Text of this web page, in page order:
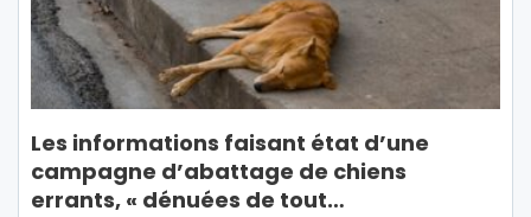
Les informations faisant état d’une
campagne d’abattage de chiens
errants, « dénuées de tout…